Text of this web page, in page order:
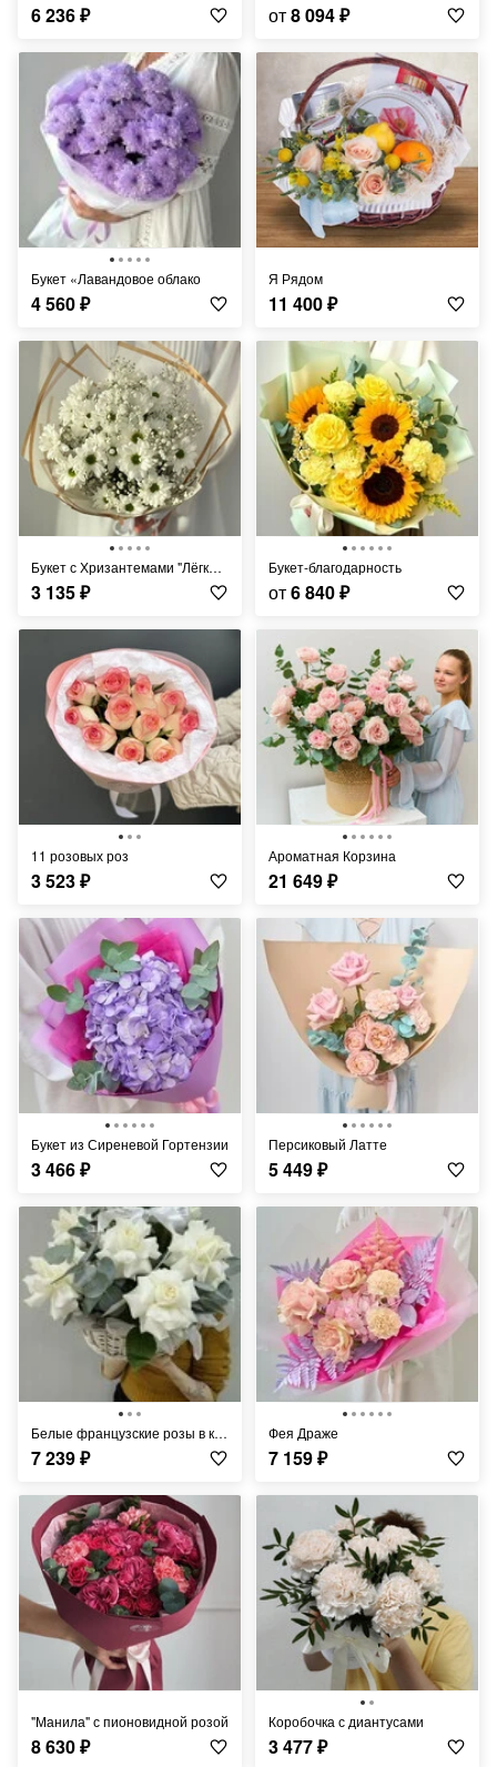
6 236₽ от8 094₽
Букет «Лавандовое облако
4 560₽
Я Рядом
11 400₽
Букет с Хризантемами "Лёгкий Ветерок"
3 135₽
Букет-благодарность
от6 840₽
11 розовых роз
3 523₽
Ароматная Корзина
21 649₽
Букет из Сиреневой Гортензии
3 466₽
Персиковый Латте
5 449₽
Белые французские розы в корзине
7 239₽
Фея Драже
7 159₽
"Манила" с пионовидной розой
8 630₽
Коробочка с диантусами
3 477₽